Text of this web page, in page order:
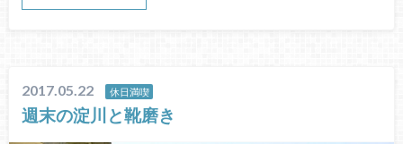
2017.05.22 休日満喫
週末の淀川と靴磨き